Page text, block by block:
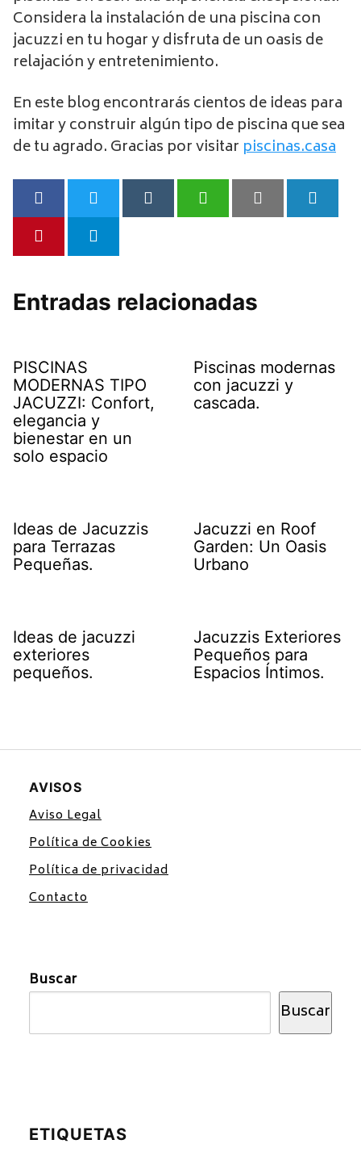
Considera la instalación de una piscina con
jacuzzi en tu hogar y disfruta de un oasis de
relajación y entretenimiento.
En este blog encontrarás cientos de ideas para
imitar y construir algún tipo de piscina que sea
de tu agrado. Gracias por visitar piscinas.casa
Entradas relacionadas
PISCINAS
MODERNAS TIPO
JACUZZI: Confort,
elegancia y
bienestar en un
solo espacio
Piscinas modernas
con jacuzzi y
cascada.
Ideas de Jacuzzis
para Terrazas
Pequeñas.
Jacuzzi en Roof
Garden: Un Oasis
Urbano
Ideas de jacuzzi
exteriores
pequeños.
Jacuzzis Exteriores
Pequeños para
Espacios Íntimos.
AVISOS
Aviso Legal
Política de Cookies
Política de privacidad
Contacto
Buscar
Buscar
ETIQUETAS